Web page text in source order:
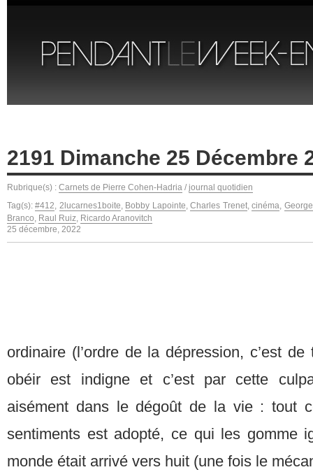
2191 Dimanche 25 Décembre
Rubrique(s) : Carnets de Pierre Cohen-Hadria / journal quotidien
Tag(s):#412, 2lucarnes1boite, Bobby Lapointe,Charles Trenet,cinéma,
Branco, Raul Ruiz, Ricardo Aranovitch
25 décembre, 2022
ordinaire (l’ordre de la dépression, c’est
obéir est indigne et c’est par cette
aisément dans le dégoût de la vie : tout
sentiments est adopté, ce qui les gomme
monde était arrivé vers huit (une fois le